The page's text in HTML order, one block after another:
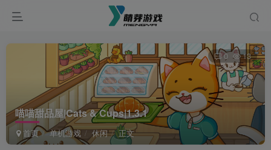
喵喵甜品屋|Cats & Cups|1.3.1
首页 单机游戏 休闲 正文
0 13